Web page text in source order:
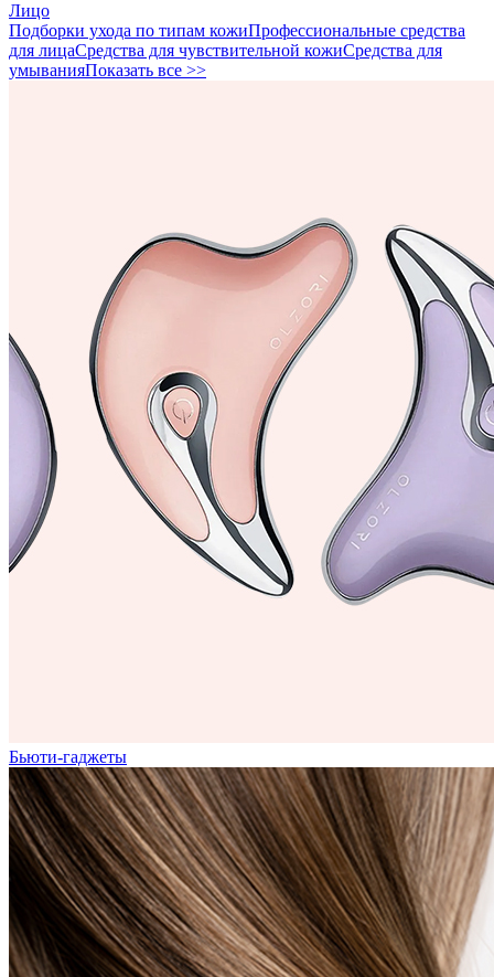
Лицо
Подборки ухода по типам кожиПрофессиональные средства
для лицаСредства для чувствительной кожиСредства для
умыванияПоказать все >>
Бьюти-гаджеты